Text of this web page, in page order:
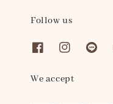
Follow us
We accept